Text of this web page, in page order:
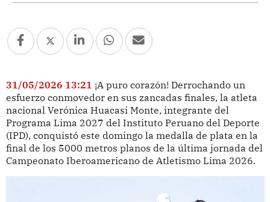
31/05/2026 13:21 ¡A puro corazón! Derrochando un
esfuerzo conmovedor en sus zancadas finales, la atleta
nacional Verónica Huacasi Monte, integrante del
Programa Lima 2027 del Instituto Peruano del Deporte
(IPD), conquistó este domingo la medalla de plata en la
final de los 5000 metros planos de la última jornada del
Campeonato Iberoamericano de Atletismo Lima 2026.